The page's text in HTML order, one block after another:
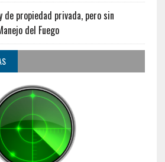
de propiedad privada, pero sin
del Fuego